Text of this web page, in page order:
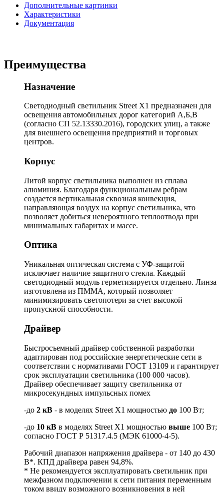
Дополнительные картинки
Характеристики
Документация
Преимущества
Назначение
Светодиодный светильник Street X1 предназначен для
освещения автомобильных дорог категорий А,Б,В
(согласно СП 52.13330.2016), городских улиц, а также
для внешнего освещения предприятий и торговых
центров.
Корпус
Литой корпус светильника выполнен из сплава
алюминия. Благодаря функциональным ребрам
создается вертикальная сквозная конвекция,
направляющая воздух на корпус светильника, что
позволяет добиться невероятного теплоотвода при
минимальных габаритах и массе.
Оптика
Уникальная оптическая система с УФ-защитой
исключает наличие защитного стекла. Каждый
светодиодный модуль герметизируется отдельно. Линза
изготовлена из ПММА, который позволяет
минимизировать светопотери за счет высокой
пропускной способности.
Драйвер
Быстросъемный драйвер собственной разработки
адаптирован под российские энергетические сети в
соответствии с нормативами ГОСТ 13109 и гарантирует
срок эксплуатации светильника (100 000 часов).
Драйвер обеспечивает защиту светильника от
микросекундных импульсных помех
-до 2 кВ - в моделях Street X1 мощностью до 100 Вт;
-до 10 кВ в моделях Street X1 мощностью выше 100 Вт;
согласно ГОСТ Р 51317.4.5 (МЭК 61000-4-5).
Рабочий диапазон напряжения драйвера - от 140 до 430
В*. КПД драйвера равен 94,8%.
* Не рекомендуется эксплуатировать светильник при
межфазном подключении к сети питания переменным
током ввиду возможного возникновения в ней